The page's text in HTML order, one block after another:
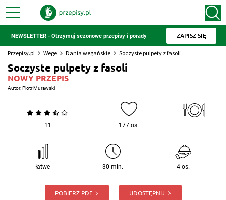
NEWSLETTER - Otrzymuj sezonowe przepisy i porady ZAPISZ SIĘ
Przepisy.pl Wege Dania wegańskie Soczyste pulpety z fasoli
Soczyste pulpety z fasoli
NOWY PRZEPIS
Autor:Piotr Murawski
11 177 os.
łatwe 30 min. 4 os.
POBIERZ PDF UDOSTĘPNIJ